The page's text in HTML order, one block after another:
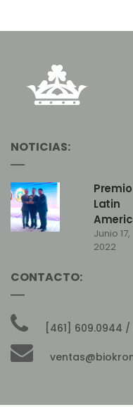
NOTICIAS:
Premio
Latin
Quality
Institute
Junio 17,
2022
CONTACTO:
[461] 609.0944 /